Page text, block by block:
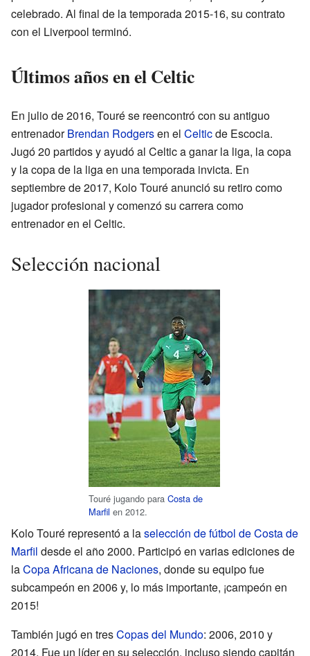
celebrado. Al final de la temporada 2015-16, su contrato
con el Liverpool terminó.
Últimos años en el Celtic
En julio de 2016, Touré se reencontró con su antiguo
entrenadorBrendan Rodgersen el Celticde Escocia.
Jugó 20 partidos y ayudó al Celtic a ganar la liga, la copa
y la copa de la liga en una temporada invicta. En
septiembre de 2017, Kolo Touré anunció su retiro como
jugador profesional y comenzó su carrera como
entrenador en el Celtic.
Selección nacional
Touré jugando para Costa de
Marfil en 2012.
Kolo Touré representó a laselección de fútbol de Costa de
Marfil desde el año 2000. Participó en varias ediciones de
laCopa Africana de Naciones, donde su equipo fue
subcampeón en 2006 y, lo más importante, ¡campeón en
2015!
También jugó en tresCopas del Mundo: 2006, 2010 y
2014. Fue un líder en su selección, incluso siendo capitán